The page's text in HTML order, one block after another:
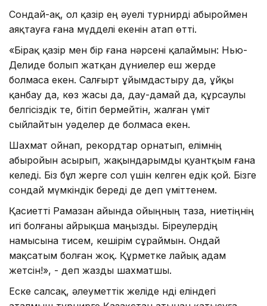
Сондай-ақ, ол қазір ең әуелі турнирді абыроймен
аяқтауға ғана мүдделі екенін атап өтті.
«Бірақ қазір мен бір ғана нәрсені қалаймын: Нью-
Делиде болып жатқан дүниелер еш жерде
болмаса екен. Салғырт ұйымдастыру да, ұйқы
қанбау да, көз жасы да, дау-дамай да, құрсаулы
белгісіздік те, бітіп бермейтін, жалған үміт
сыйлайтын уәделер де болмаса екен.
Шахмат ойнап, рекордтар орнатып, елімнің
абыройын асырып, жақындарымды қуантқым ғана
келеді. Біз бұл жерге сол үшін келген едік қой. Бізге
сондай мүмкіндік береді де деп үміттенем.
Қасиетті Рамазан айында ойыңның таза, ниетіңнің
игі болғаны айрықша маңызды. Біреулердің
намысына тисем, кешірім сұраймын. Ондай
мақсатым болған жоқ. Құрметке лайық адам
жетсін!», - деп жазды шахматшы.
Еске салсақ, әлеуметтік желіде Үнді еліндегі